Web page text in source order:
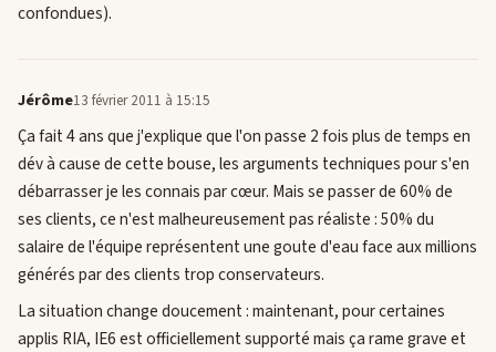
confondues).
Jérôme13 février 2011 à 15:15
Ça fait 4 ans que j'explique que l'on passe 2 fois plus de temps en
dév à cause de cette bouse, les arguments techniques pour s'en
débarrasser je les connais par cœur. Mais se passer de 60% de
ses clients, ce n'est malheureusement pas réaliste : 50% du
salaire de l'équipe représentent une goute d'eau face aux millions
générés par des clients trop conservateurs.
La situation change doucement : maintenant, pour certaines
applis RIA, IE6 est officiellement supporté mais ça rame grave et